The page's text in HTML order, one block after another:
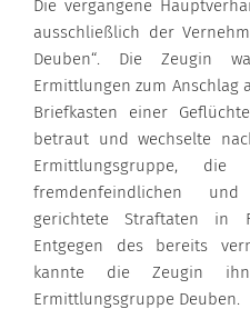
Die vergangene
ausschließlich der
Deuben“. Die Zeugin
Ermittlungen zum Anschlag
Briefkasten einer
betraut und wechselte
Ermittlungsgruppe,
fremdenfeindlichen
gerichtete Straftaten in
Entgegen des bereits
kannte die Zeugin
Ermittlungsgruppe Deuben.